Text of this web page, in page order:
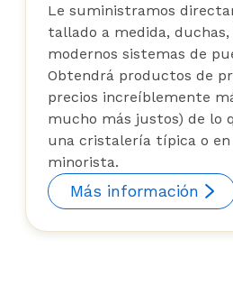
Le suministramos
tallado a medida,
modernos sistemas de
Obtendrá productos de
precios increíblemente
mucho más justos) de lo
una cristalería típica o
minorista.
Más información